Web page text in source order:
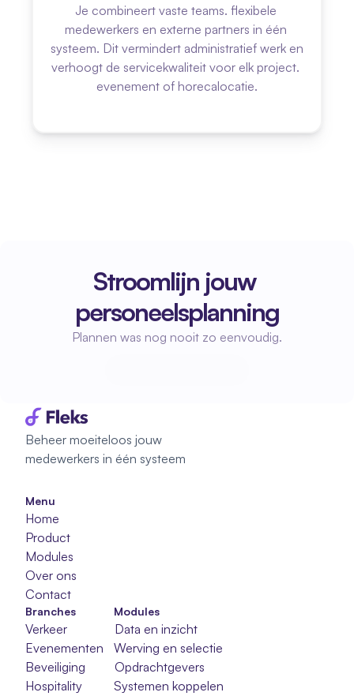
Je combineert vaste teams. flexibele
medewerkers en externe partners in één
systeem. Dit vermindert administratief werk en
verhoogt de servicekwaliteit voor elk project.
evenement of horecalocatie.
Stroomlijn jouw
personeelsplanning
Plannen was nog nooit zo eenvoudig.
Beheer moeiteloos jouw
medewerkers in één systeem
Menu
Home
Product
Modules
Over ons
Contact
Modules
Data en inzicht
Werving en selectie
Opdrachtgevers
Systemen koppelen
Branches
Verkeer
Evenementen
Beveiliging
Hospitality